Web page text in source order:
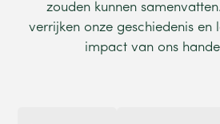
zouden kunnen samenvatten.
verrijken onze geschiedenis en
impact van ons